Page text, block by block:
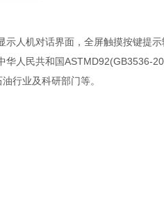
人机对话界面，全屏触摸按键提
华人民共和国ASTMD92(GB3536-
行业及科研部门等。